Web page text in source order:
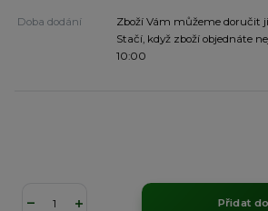
Doba dodání
Zboží Vám můžeme doručit
Stačí, když zboží objednáte
10:00
Přidat